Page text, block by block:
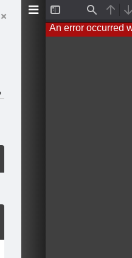
Sidebar
Find
An error occurred